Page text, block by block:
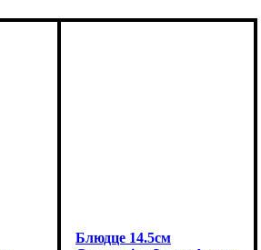
Блюдце 14.5см